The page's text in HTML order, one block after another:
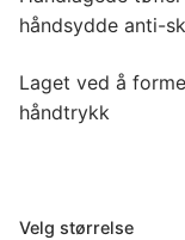
håndsydde anti-
Laget ved å
håndtrykk
Velg størrelse